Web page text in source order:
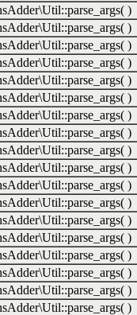
)
)
)
)
)
)
)
)
)
)
)
)
)
)
)
)
)
)